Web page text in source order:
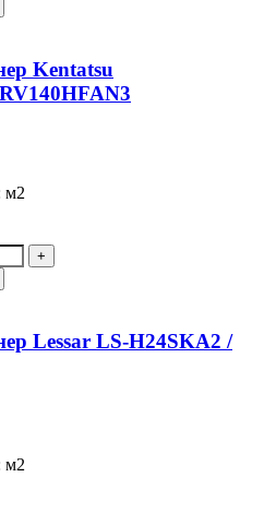
Kentatsu
м2
Lessar LS-H24SKA2 /
м2